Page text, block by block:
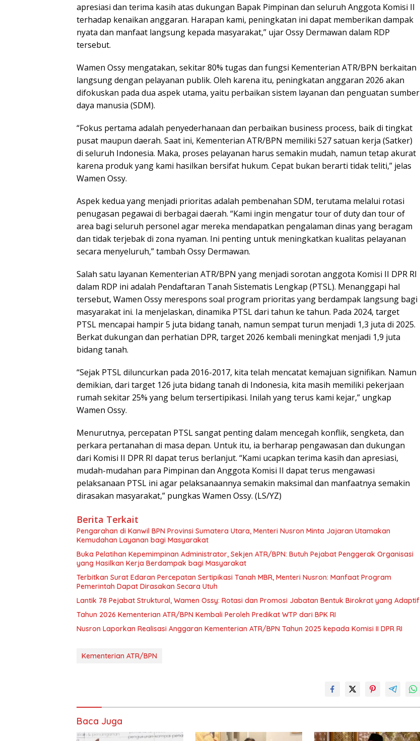
apresiasi dan terima kasih atas dukungan Bapak Pimpinan dan seluruh Anggota Komisi II
terhadap kenaikan anggaran. Harapan kami, peningkatan ini dapat memberikan dampak
nyata dan manfaat langsung kepada masyarakat,” ujar Ossy Dermawan dalam RDP
tersebut.
Wamen Ossy mengatakan, sekitar 80% tugas dan fungsi Kementerian ATR/BPN berkaitan
langsung dengan pelayanan publik. Oleh karena itu, peningkatan anggaran 2026 akan
difokuskan pada dua aspek utama, yaitu perbaikan sistem layanan dan penguatan sumber
daya manusia (SDM).
“Fokus pertama adalah penyederhanaan dan perbaikan business process, baik di tingkat
pusat maupun daerah. Saat ini, Kementerian ATR/BPN memiliki 527 satuan kerja (Satker)
di seluruh Indonesia. Maka, proses pelayanan harus semakin mudah, namun tetap akurat
karena produk yang kami hasilkan bersifat hukum. Cepat bukan berarti tidak teliti,” jelas
Wamen Ossy.
Aspek kedua yang menjadi prioritas adalah pembenahan SDM, terutama melalui rotasi
penugasan pegawai di berbagai daerah. “Kami ingin mengatur tour of duty dan tour of
area bagi seluruh personel agar mereka mendapatkan pengalaman dinas yang beragam
dan tidak terjebak di zona nyaman. Ini penting untuk meningkatkan kualitas pelayanan
secara menyeluruh,” tambah Ossy Dermawan.
Salah satu layanan Kementerian ATR/BPN yang menjadi sorotan anggota Komisi II DPR RI
dalam RDP ini adalah Pendaftaran Tanah Sistematis Lengkap (PTSL). Menanggapi hal
tersebut, Wamen Ossy merespons soal program prioritas yang berdampak langsung bagi
masyarakat ini. Ia menjelaskan, dinamika PTSL dari tahun ke tahun. Pada 2024, target
PTSL mencapai hampir 5 juta bidang tanah, namun sempat turun menjadi 1,3 juta di 2025.
Berkat dukungan dan perhatian DPR, target 2026 kembali meningkat menjadi 1,9 juta
bidang tanah.
“Sejak PTSL diluncurkan pada 2016-2017, kita telah mencatat kemajuan signifikan. Namun
demikian, dari target 126 juta bidang tanah di Indonesia, kita masih memiliki pekerjaan
rumah sekitar 25% yang belum tersertipikasi. Inilah yang terus kami kejar,” ungkap
Wamen Ossy.
Menurutnya, percepatan PTSL sangat penting dalam mencegah konflik, sengketa, dan
perkara pertanahan di masa depan. Untuk itu, ia berharap pengawasan dan dukungan
dari Komisi II DPR RI dapat terus berlanjut. “Kami ucapkan terima kasih dan apresiasi,
mudah-mudahan para Pimpinan dan Anggota Komisi II dapat terus mengawasi
pelaksanaan PTSL ini agar pelaksanaannya semakin maksimal dan manfaatnya semakin
dirasakan masyarakat,” pungkas Wamen Ossy. (LS/YZ)
Berita Terkait
Pengarahan di Kanwil BPN Provinsi Sumatera Utara, Menteri Nusron Minta Jajaran Utamakan
Kemudahan Layanan bagi Masyarakat
Buka Pelatihan Kepemimpinan Administrator, Sekjen ATR/BPN: Butuh Pejabat Penggerak Organisasi
yang Hasilkan Kerja Berdampak bagi Masyarakat
Terbitkan Surat Edaran Percepatan Sertipikasi Tanah MBR, Menteri Nusron: Manfaat Program
Pemerintah Dapat Dirasakan Secara Utuh
Lantik 78 Pejabat Struktural, Wamen Ossy: Rotasi dan Promosi Jabatan Bentuk Birokrat yang Adaptif
Tahun 2026 Kementerian ATR/BPN Kembali Peroleh Predikat WTP dari BPK RI
Nusron Laporkan Realisasi Anggaran Kementerian ATR/BPN Tahun 2025 kepada Komisi II DPR RI
Kementerian ATR/BPN
Baca Juga